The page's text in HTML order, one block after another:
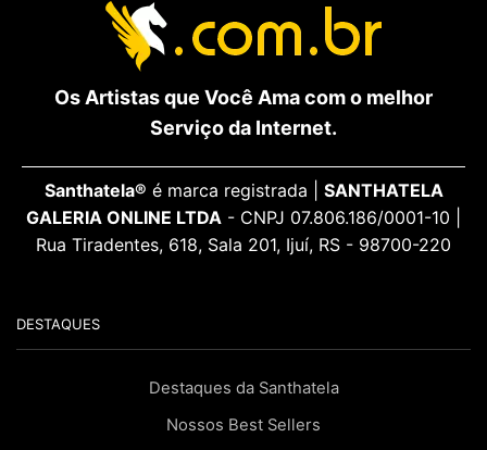
Os Artistas que Você Ama com o melhor
Serviço da Internet.
Santhatela® é marca registrada | SANTHATELA
GALERIA ONLINE LTDA - CNPJ 07.806.186/0001-10 |
Rua Tiradentes, 618, Sala 201, Ijuí, RS - 98700-220
DESTAQUES
Destaques da Santhatela
Nossos Best Sellers